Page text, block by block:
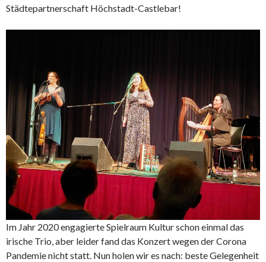
Städtepartnerschaft Höchstadt-Castlebar!
Im Jahr 2020 engagierte Spielraum Kultur schon einmal das
irische Trio, aber leider fand das Konzert wegen der Corona
Pandemie nicht statt. Nun holen wir es nach: beste Gelegenheit